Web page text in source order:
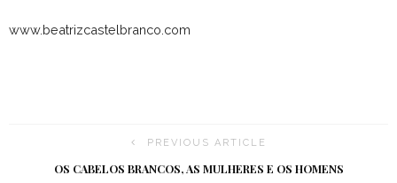
www.beatrizcastelbranco.com
PREVIOUS ARTICLE
OS CABELOS BRANCOS, AS MULHERES E OS HOMENS